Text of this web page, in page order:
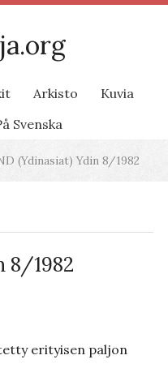
Arkisto
Kuvia
Svenska
(Ydinasiat) Ydin 8/1982
8/1982
erityisen paljon